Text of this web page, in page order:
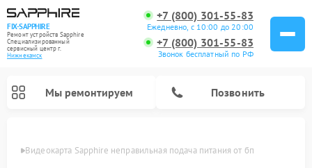
FIX-SAPPHIRE
Ремонт устройств Sapphire
Специализированный
cервисный центр г.
Нижнекамск
+7 (800) 301-55-83
Ежедневно, с 10:00 до 20:00
+7 (800) 301-55-83
Звонок бесплатный по РФ
Мы ремонтируем Позвонить
Видеокарта Sapphire неправильная подача питания от бп